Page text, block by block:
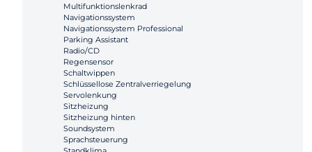
Multifunktionslenkrad
Navigationssystem
Navigationssystem Professional
Parking Assistant
Radio/CD
Regensensor
Schaltwippen
Schlüssellose Zentralverriegelung
Servolenkung
Sitzheizung
Sitzheizung hinten
Soundsystem
Sprachsteuerung